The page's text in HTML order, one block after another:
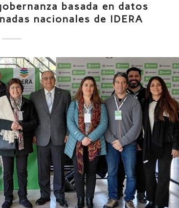
basada en datos
nacionales de IDERA